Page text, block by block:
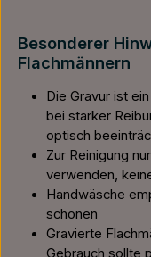
Besonderer
Flachmännern
Die Gravur ist
bei starker
optisch
Zur Reinigung
verwenden,
Handwäsche
schonen
Gravierte
Gebrauch sollte